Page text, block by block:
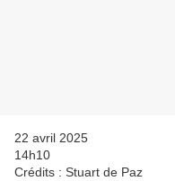
22 avril 2025
14h10
Crédits : Stuart de Paz